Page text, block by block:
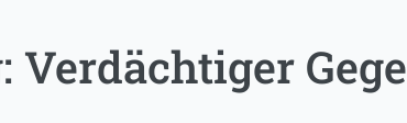
Verdächtiger